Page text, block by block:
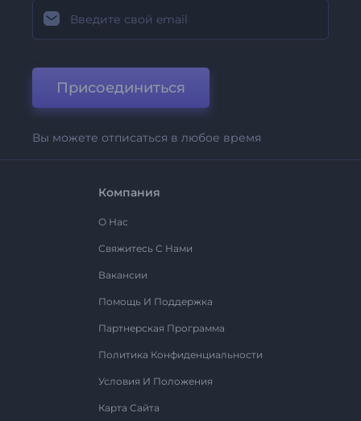
Присоединиться
Вы можете отписаться в любое время
Компания
О Нас
Свяжитесь С Нами
Вакансии
Помощь И Поддержка
Партнерская Программа
Политика Конфиденциальности
Условия И Положения
Карта Сайта